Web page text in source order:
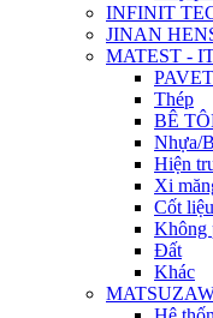
INFINIT
JINAN
MATEST -
Thép
BÊ
Nhựa/
Hiện
Xi
Cốt liệu
Không
Đất
Khác